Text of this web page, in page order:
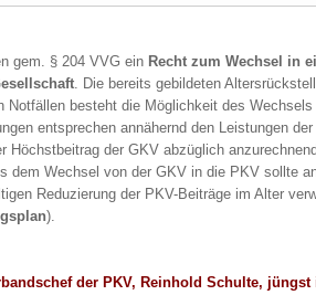
gem. § 204 VVG ein Recht zum Wechsel in
. Die bereits gebildeten
Notfällen besteht die Möglichkeit des Wechsels
entsprechen annähernd den Leistungen
Höchstbeitrag der GKV abzüglich
dem Wechsel von der GKV in die PKV sollte
Reduzierung der PKV-Beiträge im Alter
).
der PKV, Reinhold Schulte,